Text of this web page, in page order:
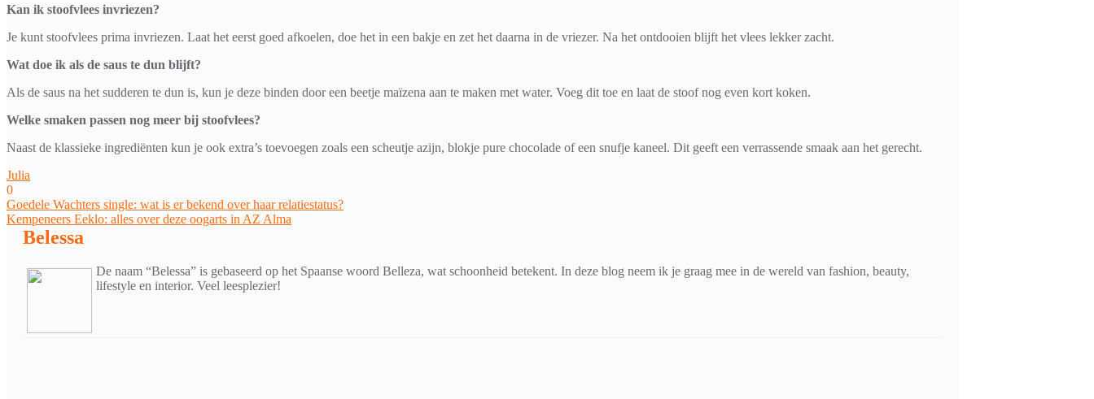
Kan ik stoofvlees invriezen?
Je kunt stoofvlees prima invriezen. Laat het eerst goed afkoelen, doe het in een bakje en zet het daarna in de vriezer. Na het ontdooien blijft het vlees lekker zacht.
Wat doe ik als de saus te dun blijft?
Als de saus na het sudderen te dun is, kun je deze binden door een beetje maïzena aan te maken met water. Voeg dit toe en laat de stoof nog even kort koken.
Welke smaken passen nog meer bij stoofvlees?
Naast de klassieke ingrediënten kun je ook extra’s toevoegen zoals een scheutje azijn, blokje pure chocolade of een snufje kaneel. Dit geeft een verrassende smaak aan het gerecht.
Julia
0
Bericht
navigatie
Goedele Wachters single: wat is er bekend over haar relatiestatus?
Kempeneers Eeklo: alles over deze oogarts in AZ Alma
Belessa
De naam “Belessa” is gebaseerd op het Spaanse woord Belleza, wat schoonheid betekent. In deze blog neem ik je graag mee in de wereld van fashion, beauty,
lifestyle en interior. Veel leesplezier!